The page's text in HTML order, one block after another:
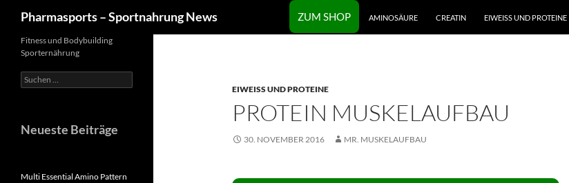
Inhalt
springen
Pharmasports – Sportnahrung News ZUM SHOP AMINOSÄURE CREATIN EIWEISS UND PROTEINE
EIWEISS UND PROTEINE
PROTEIN MUSKELAUFBAU
30. NOVEMBER 2016 MR. MUSKELAUFBAU
Fitness und Bodybuilding
Sporternährung
Suchen
nach:
Neueste Beiträge
Multi Essential Amino Pattern